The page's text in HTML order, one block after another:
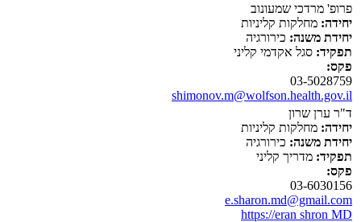
פרופ' מרדכי שמעונוב
יחידה: מחלקות קליניות
יחידת משנה: כירורגיה
תפקיד: סגל אקדמי קליני
פקס:
03-5028759
shimonov.m@wolfson.health.gov.il
ד"ר ערן שרון
יחידה: מחלקות קליניות
יחידת משנה: כירורגיה
תפקיד: מדריך קליני
פקס:
03-6030156
e.sharon.md@gmail.com
https://eran shron MD